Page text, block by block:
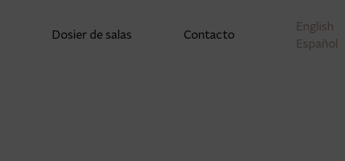
Dosier de salas Contacto
English
Español